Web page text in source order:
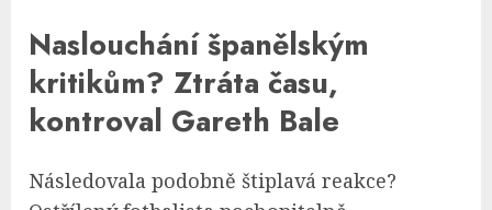
Naslouchání španělským
kritikům? Ztráta času,
kontroval Gareth Bale
Následovala podobně štiplavá reakce?